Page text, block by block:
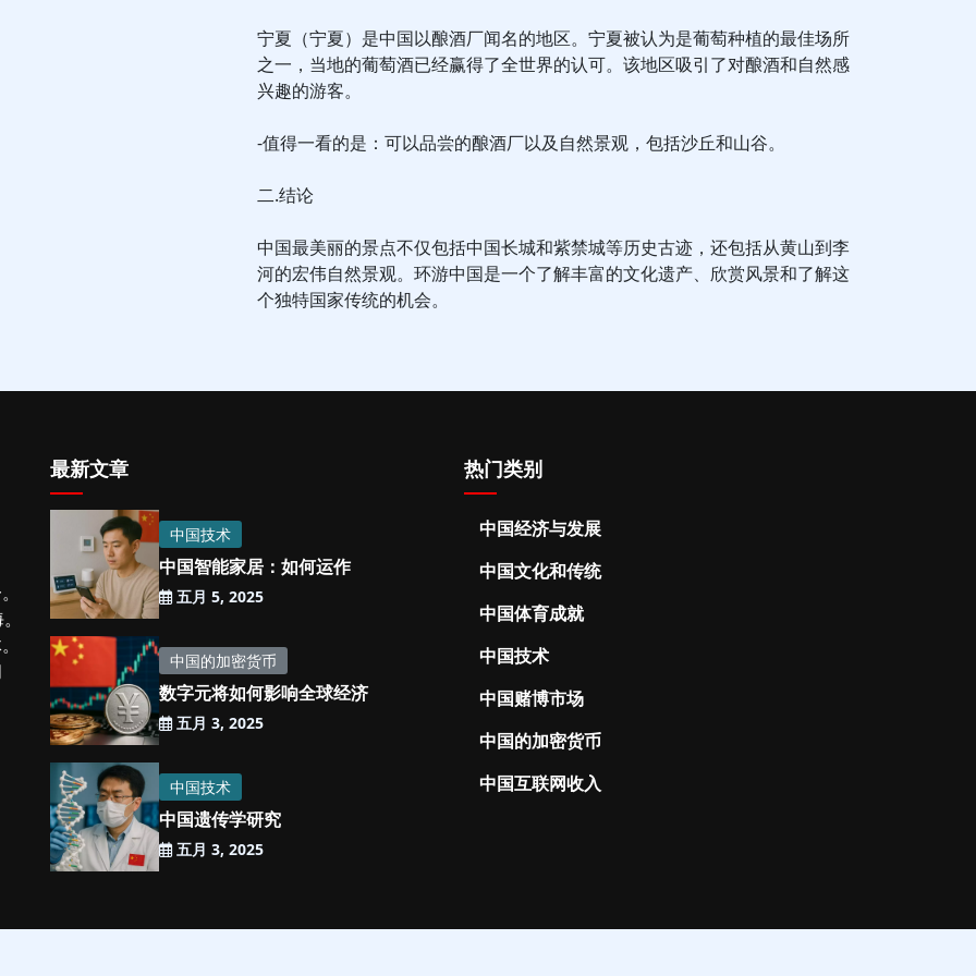
宁夏（宁夏）是中国以酿酒厂闻名的地区。宁夏被认为是葡萄种植的最佳场所
之一，当地的葡萄酒已经赢得了全世界的认可。该地区吸引了对酿酒和自然感
兴趣的游客。
-值得一看的是：可以品尝的酿酒厂以及自然景观，包括沙丘和山谷。
二.结论
中国最美丽的景点不仅包括中国长城和紫禁城等历史古迹，还包括从黄山到李
河的宏伟自然景观。环游中国是一个了解丰富的文化遗产、欣赏风景和了解这
个独特国家传统的机会。
最新文章
中国技术
中国智能家居：如何运作
五月 5, 2025
中国的加密货币
数字元将如何影响全球经济
五月 3, 2025
中国技术
中国遗传学研究
五月 3, 2025
热门类别
中国经济与发展
中国文化和传统
中国体育成就
中国技术
中国赌博市场
中国的加密货币
中国互联网收入